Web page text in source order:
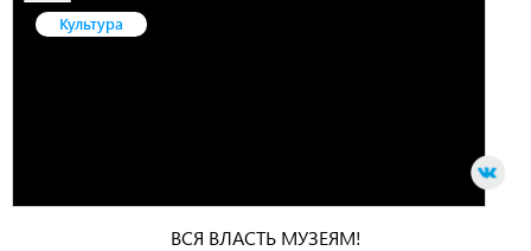
Культура
ВСЯ ВЛАСТЬ МУЗЕЯМ!